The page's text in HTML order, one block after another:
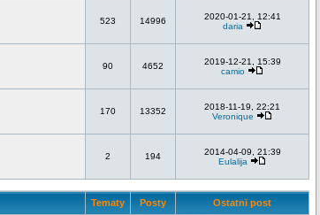
523 14996
2020-01-21, 12:41
daria
90 4652
2019-12-21, 15:39
camio
170 13352
2018-11-19, 22:21
Veronique
2 194
2014-04-09, 21:39
Eulalija
Tematy Posty Ostatni post